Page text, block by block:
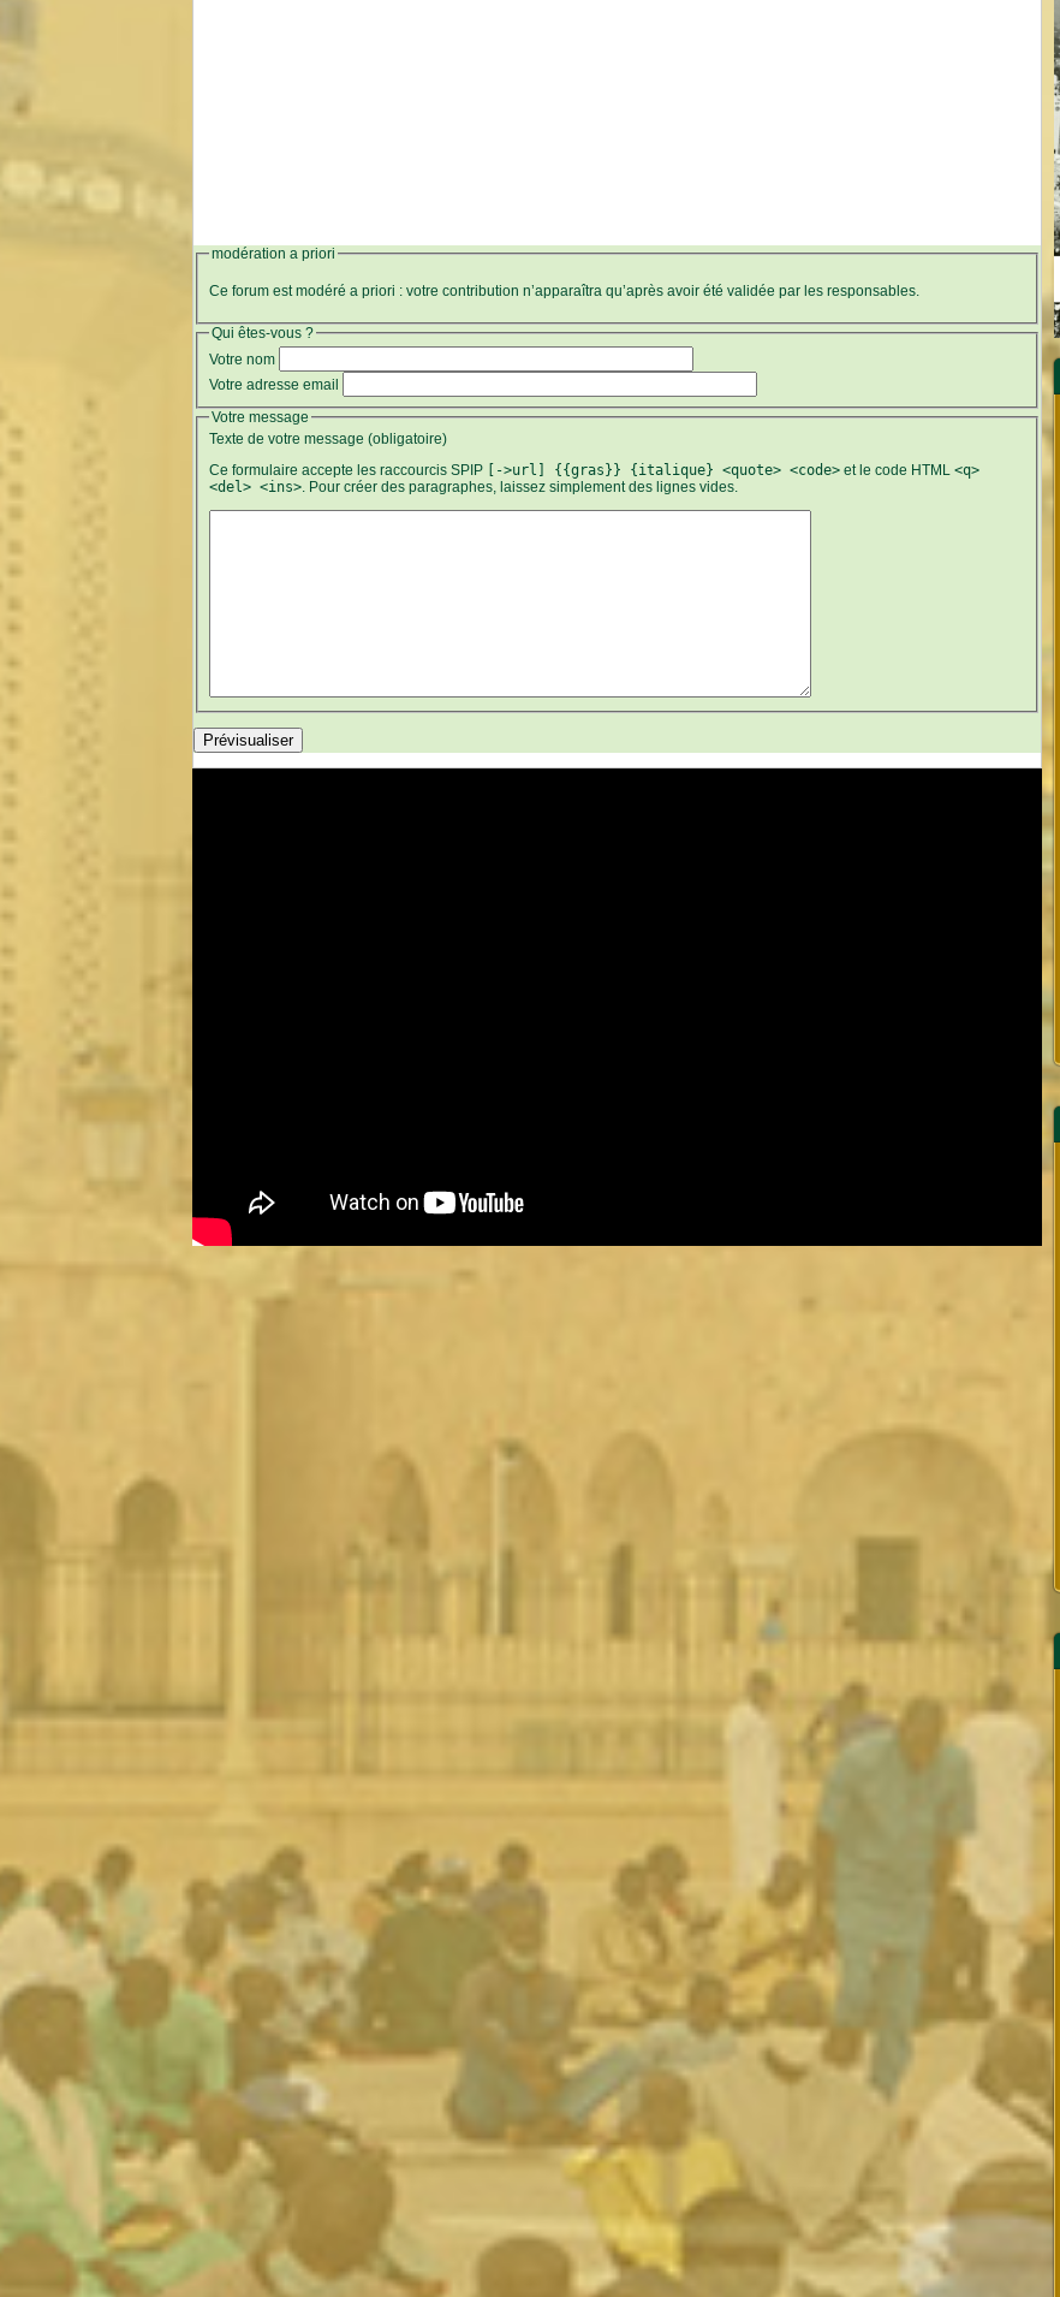
modération a priori
Ce forum est modéré a priori : votre contribution n’apparaîtra qu’après avoir été validée par les responsables.
Qui êtes-vous ?
Votre nom
Votre adresse email
Votre message
Texte de votre message (obligatoire)
Ce formulaire accepte les raccourcis SPIP
[->url] {{gras}} {italique} <quote> <code> et le code HTML <q>
<del> <ins>. Pour créer des paragraphes, laissez simplement des lignes vides.